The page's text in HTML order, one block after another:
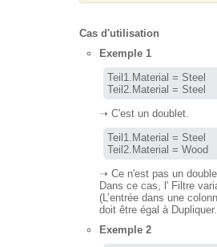
Cas d'utilisation
Exemple 1
Teil1.Material = Steel
Teil2.Material = Steel
➝ C'est un doublet.
Teil1.Material = Steel
Teil2.Material = Wood
➝ Ce n'est pas un
Dans ce cas, l' Filtre
(L’entrée dans une
doit être égal à
Exemple 2